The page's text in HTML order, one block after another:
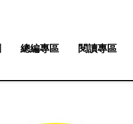
總編專區 閱讀專區